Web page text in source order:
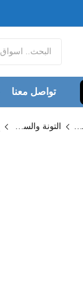
تواصل معنا
البقالة والتموين التونة والسردين